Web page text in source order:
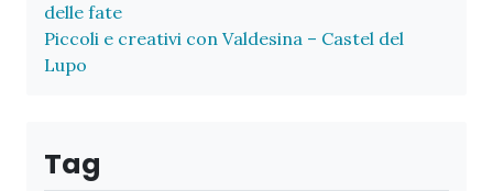
delle fate
Piccoli e creativi con Valdesina – Castel del
Lupo
Tag